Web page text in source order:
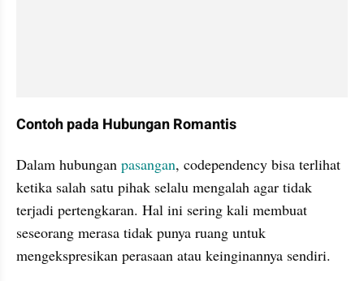
Contoh pada Hubungan Romantis
Dalam hubungan pasangan, codependency bisa terlihat
ketika salah satu pihak selalu mengalah agar tidak
terjadi pertengkaran. Hal ini sering kali membuat
seseorang merasa tidak punya ruang untuk
mengekspresikan perasaan atau keinginannya sendiri.